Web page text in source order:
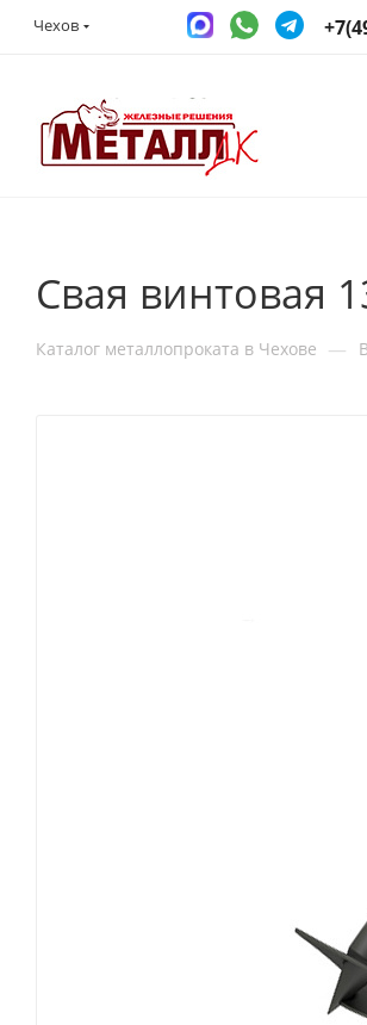
Чехов
Свая винтовая
Каталог металлопроката в Чехове —